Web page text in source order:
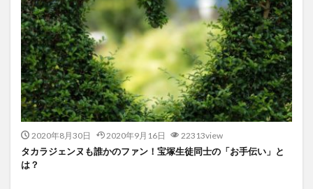
2020年8月30日 2020年9月16日 22313view
タカラジェンヌも誰かのファン！宝塚生徒同士の「お手伝い」と
は？